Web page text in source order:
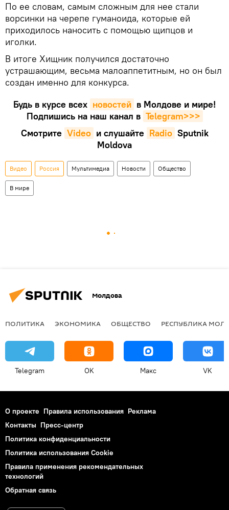
По ее словам, самым сложным для нее стали
ворсинки на черепе гуманоида, которые ей
приходилось наносить с помощью щипцов и
иголки.
В итоге Хищник получился достаточно
устрашающим, весьма малоаппетитным, но он был
создан именно для конкурса.
Будь в курсе всех новостей в Молдове и мире!
Подпишись на наш канал в Telegram>>>
Смотрите Video и слушайте Radio Sputnik
Moldova
Видео Россия Мультимедиа Новости Общество
В мире
Молдова
ПОЛИТИКА ЭКОНОМИКА ОБЩЕСТВО РЕСПУБЛИКА
Telegram OK Макс VK
О проекте Правила использования Реклама
Контакты Пресс-центр
Политика конфиденциальности
Политика использования Cookie
Правила применения рекомендательных
технологий
Обратная связь